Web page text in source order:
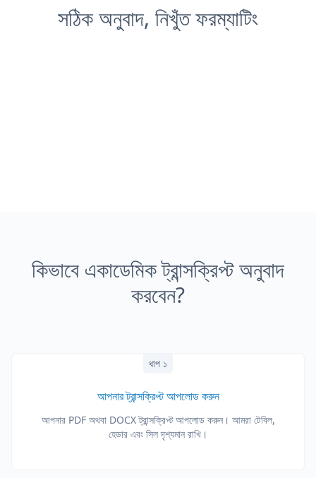
সঠিক অনুবাদ, নিখুঁত ফরম্যাটিং
কিভাবে একাডেমিক ট্রান্সক্রিপ্ট অনুবাদ
করবেন?
ধাপ ১
আপনার ট্রান্সক্রিপ্ট আপলোড করুন
আপনার PDF অথবা DOCX ট্রান্সক্রিপ্ট আপলোড করুন। আমরা টেবিল,
হেডার এবং সিল দৃশ্যমান রাখি।